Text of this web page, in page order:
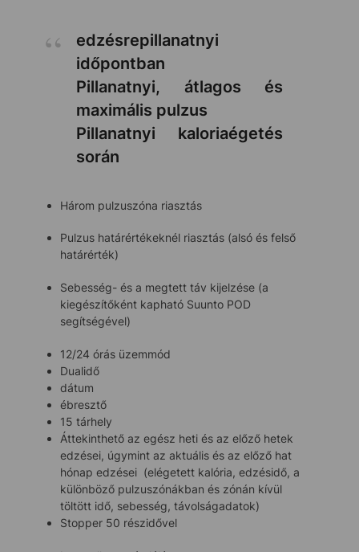
edzésrepillanatnyi
időpontban
Pillanatnyi, átlagos és
maximális pulzus
Pillanatnyi kaloriaégetés
során
Három pulzuszóna riasztás
Pulzus határértékeknél riasztás (alsó és felső
határérték)
Sebesség- és a megtett táv kijelzése (a
kiegészítőként kapható Suunto POD
segítségével)
12/24 órás üzemmód
Dualidő
dátum
ébresztő
15 tárhely
Áttekinthető az egész heti és az előző hetek
edzései, úgymint az aktuális és az előző hat
hónap edzései (elégetett kalória, edzésidő, a
különböző pulzuszónákban és zónán kívül
töltött idő, sebesség, távolságadatok)
Stopper 50 részidővel